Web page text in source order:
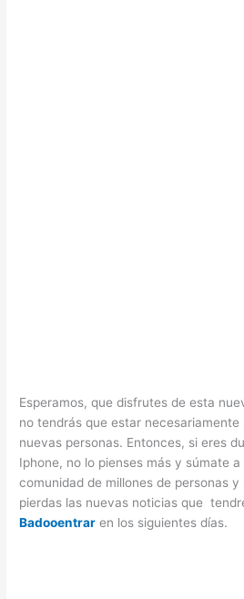
Esperamos, que disfrutes de esta
no tendrás que estar
nuevas personas. Entonces, si eres
Iphone, no lo pienses más y súmate
comunidad de millones de personas
pierdas las nuevas noticias que
Badooentrar en los siguientes días.